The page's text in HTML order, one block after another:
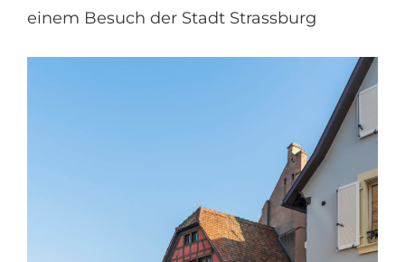
einem Besuch der Stadt Strassburg